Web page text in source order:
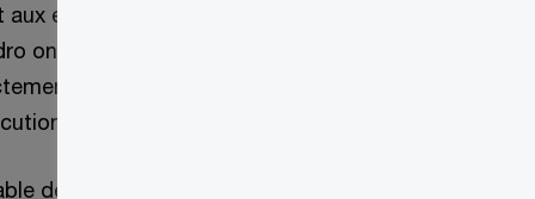
exigences,
ont été
à l’équipe
du projet.
de la gestion